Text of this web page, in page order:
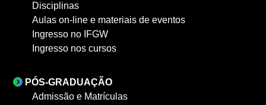
Disciplinas
Aulas on-line e materiais de eventos
Ingresso no IFGW
Ingresso nos cursos
PÓS-GRADUAÇÃO
Admissão e Matrículas